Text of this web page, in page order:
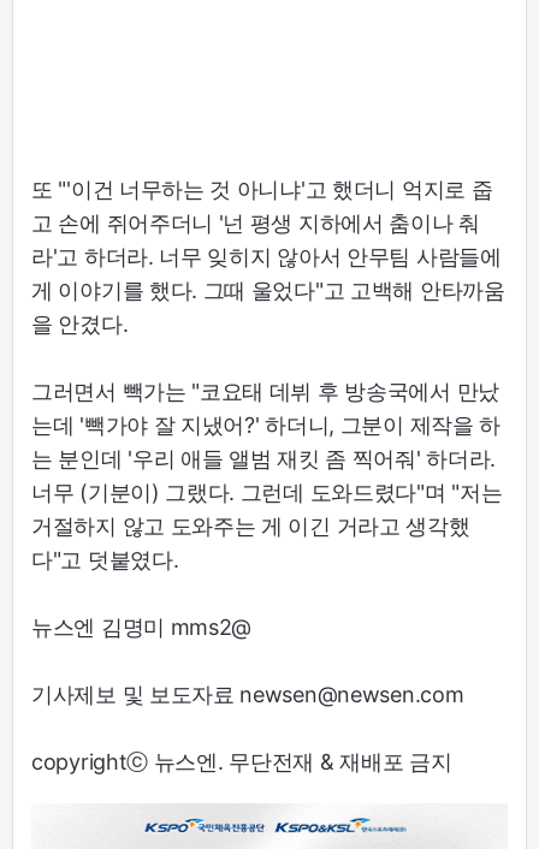
또 "'이건 너무하는 것 아니냐'고 했더니 억지로 줍
고 손에 쥐어주더니 '넌 평생 지하에서 춤이나 춰
라'고 하더라. 너무 잊히지 않아서 안무팀 사람들에
게 이야기를 했다. 그때 울었다"고 고백해 안타까움
을 안겼다.
그러면서 빽가는 "코요태 데뷔 후 방송국에서 만났
는데 '빽가야 잘 지냈어?' 하더니, 그분이 제작을 하
는 분인데 '우리 애들 앨범 재킷 좀 찍어줘' 하더라.
너무 (기분이) 그랬다. 그런데 도와드렸다"며 "저는
거절하지 않고 도와주는 게 이긴 거라고 생각했
다"고 덧붙였다.
뉴스엔 김명미 mms2@
기사제보 및 보도자료 newsen@newsen.com
copyrightⓒ 뉴스엔. 무단전재 & 재배포 금지